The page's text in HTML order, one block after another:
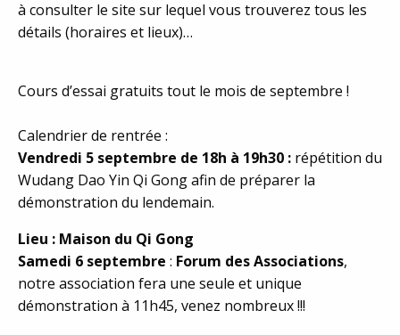
à consulter le site sur lequel vous trouverez tous les
détails (horaires et lieux)…
Cours d’essai gratuits tout le mois de septembre !
Calendrier de rentrée :
Vendredi 5 septembre de 18h à 19h30 : répétition du
Wudang Dao Yin Qi Gong afin de préparer la
démonstration du lendemain.
Lieu : Maison du Qi Gong
Samedi 6 septembre : Forum des Associations,
notre association fera une seule et unique
démonstration à 11h45, venez nombreux !!!